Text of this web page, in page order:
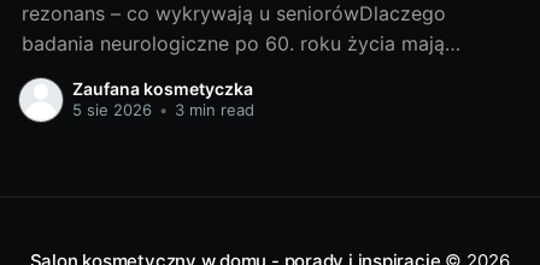
rezonans – co wykrywają u seniorówDlaczego
badania neurologiczne po 60. roku życia mają
znaczenieJako blogerka, ale i miłośniczka rzetelnej
wiedzy medycznej, często widzę, że u osób po 60.
szybka diagnoza pozwala
Zaufana kosmetyczka
5 sie 2026 • 3 min read
Salon kosmetyczny w domu - porady i inspiracje © 2026